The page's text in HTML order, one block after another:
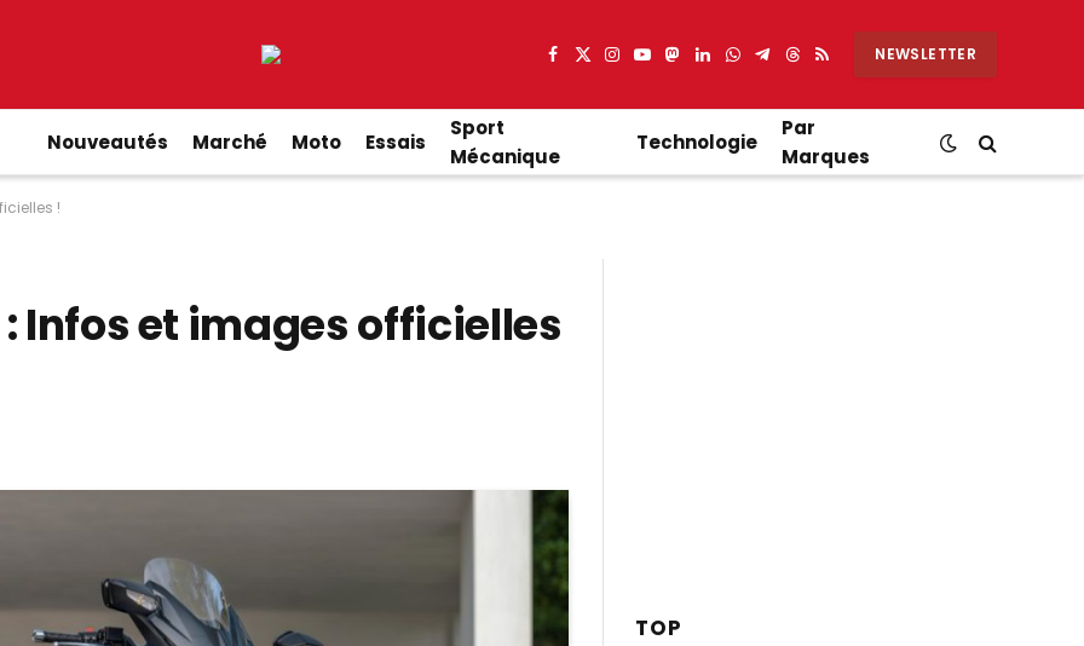
Facebook
X
Instagram
YouTube
Mastodon
LinkedIn
WhatsApp
Partager
Telegram
Threads
RSS NEWSLETTER
Nouveautés Marché Moto Essais
Sport
Mécanique
Technologie
Par
Marques
!
: Infos et images officielles
TOP